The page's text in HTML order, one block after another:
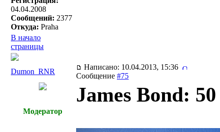
04.04.2008
Сообщений: 2377
Откуда: Praha
В начало
страницы
Dumon_RNR
Написано: 10.04.2013, 15:36
Сообщение #75
Модератор
James Bond: